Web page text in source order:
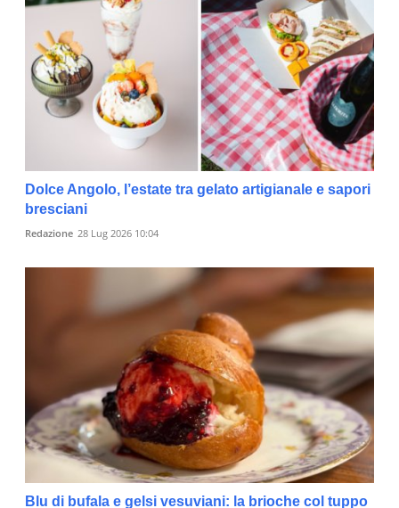
Dolce Angolo, l’estate tra gelato artigianale e sapori
bresciani
Redazione 28 Lug 2026 10:04
Blu di bufala e gelsi vesuviani: la brioche col tuppo